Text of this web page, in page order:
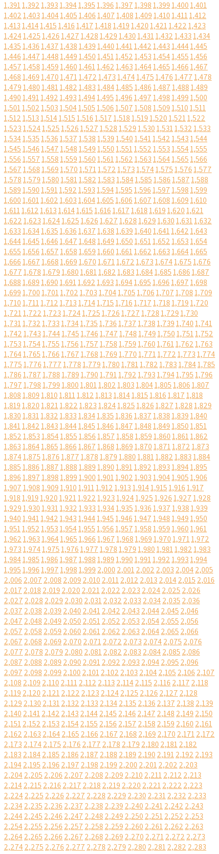
1,3911,3921,3931,3941,3951,3961,3971,3981,3991,4001,401
1,4021,4031,4041,4051,4061,4071,4081,4091,4101,4111,412
1,4131,4141,4151,4161,4171,4181,4191,4201,4211,4221,423
1,4241,4251,4261,4271,4281,4291,4301,4311,4321,4331,434
1,4351,4361,4371,4381,4391,4401,4411,4421,4431,4441,445
1,4461,4471,4481,4491,4501,4511,4521,4531,4541,4551,456
1,4571,4581,4591,4601,4611,4621,4631,4641,4651,4661,467
1,4681,4691,4701,4711,4721,4731,4741,4751,4761,4771,478
1,4791,4801,4811,4821,4831,4841,4851,4861,4871,4881,489
1,4901,4911,4921,4931,4941,4951,4961,4971,4981,4991,500
1,5011,5021,5031,5041,5051,5061,5071,5081,5091,5101,511
1,5121,5131,5141,5151,5161,5171,5181,5191,5201,5211,522
1,5231,5241,5251,5261,5271,5281,5291,5301,5311,5321,533
1,5341,5351,5361,5371,5381,5391,5401,5411,5421,5431,544
1,5451,5461,5471,5481,5491,5501,5511,5521,5531,5541,555
1,5561,5571,5581,5591,5601,5611,5621,5631,5641,5651,566
1,5671,5681,5691,5701,5711,5721,5731,5741,5751,5761,577
1,5781,5791,5801,5811,5821,5831,5841,5851,5861,5871,588
1,5891,5901,5911,5921,5931,5941,5951,5961,5971,5981,599
1,6001,6011,6021,6031,6041,6051,6061,6071,6081,6091,610
1,6111,6121,6131,6141,6151,6161,6171,6181,6191,6201,621
1,6221,6231,6241,6251,6261,6271,6281,6291,6301,6311,632
1,6331,6341,6351,6361,6371,6381,6391,6401,6411,6421,643
1,6441,6451,6461,6471,6481,6491,6501,6511,6521,6531,654
1,6551,6561,6571,6581,6591,6601,6611,6621,6631,6641,665
1,6661,6671,6681,6691,6701,6711,6721,6731,6741,6751,676
1,6771,6781,6791,6801,6811,6821,6831,6841,6851,6861,687
1,6881,6891,6901,6911,6921,6931,6941,6951,6961,6971,698
1,6991,7001,7011,7021,7031,7041,7051,7061,7071,7081,709
1,7101,7111,7121,7131,7141,7151,7161,7171,7181,7191,720
1,7211,7221,7231,7241,7251,7261,7271,7281,7291,730
1,7311,7321,7331,7341,7351,7361,7371,7381,7391,7401,741
1,7421,7431,7441,7451,7461,7471,7481,7491,7501,7511,752
1,7531,7541,7551,7561,7571,7581,7591,7601,7611,7621,763
1,7641,7651,7661,7671,7681,7691,7701,7711,7721,7731,774
1,7751,7761,7771,7781,7791,7801,7811,7821,7831,7841,785
1,7861,7871,7881,7891,7901,7911,7921,7931,7941,7951,796
1,7971,7981,7991,8001,8011,8021,8031,8041,8051,8061,807
1,8081,8091,8101,8111,8121,8131,8141,8151,8161,8171,818
1,8191,8201,8211,8221,8231,8241,8251,8261,8271,8281,829
1,8301,8311,8321,8331,8341,8351,8361,8371,8381,8391,840
1,8411,8421,8431,8441,8451,8461,8471,8481,8491,8501,851
1,8521,8531,8541,8551,8561,8571,8581,8591,8601,8611,862
1,8631,8641,8651,8661,8671,8681,8691,8701,8711,8721,873
1,8741,8751,8761,8771,8781,8791,8801,8811,8821,8831,884
1,8851,8861,8871,8881,8891,8901,8911,8921,8931,8941,895
1,8961,8971,8981,8991,9001,9011,9021,9031,9041,9051,906
1,9071,9081,9091,9101,9111,9121,9131,9141,9151,9161,917
1,9181,9191,9201,9211,9221,9231,9241,9251,9261,9271,928
1,9291,9301,9311,9321,9331,9341,9351,9361,9371,9381,939
1,9401,9411,9421,9431,9441,9451,9461,9471,9481,9491,950
1,9511,9521,9531,9541,9551,9561,9571,9581,9591,9601,961
1,9621,9631,9641,9651,9661,9671,9681,9691,9701,9711,972
1,9731,9741,9751,9761,9771,9781,9791,9801,9811,9821,983
1,9841,9851,9861,9871,9881,9891,9901,9911,9921,9931,994
1,9951,9961,9971,9981,999 2,000 2,0012,002 2,003 2,0042,005
2,006 2,007 2,008 2,009 2,010 2,0112,012 2,013 2,0142,015 2,016
2,017 2,018 2,019 2,020 2,0212,022 2,023 2,0242,025 2,026
2,027 2,028 2,029 2,030 2,0312,032 2,033 2,0342,035 2,036
2,037 2,038 2,039 2,040 2,0412,042 2,043 2,0442,045 2,046
2,047 2,048 2,049 2,050 2,0512,052 2,053 2,0542,055 2,056
2,057 2,058 2,059 2,060 2,0612,062 2,063 2,0642,065 2,066
2,067 2,068 2,069 2,070 2,0712,072 2,073 2,0742,075 2,076
2,077 2,078 2,079 2,080 2,0812,082 2,083 2,0842,085 2,086
2,087 2,088 2,089 2,090 2,0912,092 2,093 2,0942,095 2,096
2,097 2,098 2,099 2,100 2,1012,102 2,103 2,1042,105 2,106 2,107
2,108 2,109 2,110 2,1112,112 2,113 2,1142,115 2,116 2,117 2,118
2,119 2,120 2,1212,122 2,123 2,1242,125 2,126 2,127 2,128
2,129 2,130 2,1312,132 2,133 2,1342,135 2,136 2,137 2,138 2,139
2,140 2,1412,142 2,143 2,1442,145 2,146 2,147 2,148 2,149 2,150
2,1512,152 2,153 2,1542,155 2,156 2,157 2,158 2,159 2,160 2,161
2,162 2,163 2,1642,165 2,166 2,167 2,168 2,169 2,170 2,1712,172
2,173 2,1742,175 2,176 2,177 2,178 2,179 2,180 2,1812,182
2,183 2,1842,185 2,186 2,187 2,188 2,189 2,190 2,1912,192 2,193
2,1942,195 2,196 2,197 2,198 2,199 2,200 2,2012,202 2,203
2,2042,205 2,206 2,207 2,208 2,209 2,210 2,2112,212 2,213
2,2142,215 2,216 2,217 2,218 2,219 2,220 2,2212,222 2,223
2,2242,225 2,226 2,227 2,228 2,229 2,230 2,2312,232 2,233
2,2342,235 2,236 2,237 2,238 2,239 2,240 2,2412,242 2,243
2,2442,245 2,246 2,247 2,248 2,249 2,250 2,2512,252 2,253
2,2542,255 2,256 2,257 2,258 2,259 2,260 2,2612,262 2,263
2,2642,265 2,266 2,267 2,268 2,269 2,270 2,2712,272 2,273
2,2742,275 2,276 2,277 2,278 2,279 2,280 2,2812,282 2,283